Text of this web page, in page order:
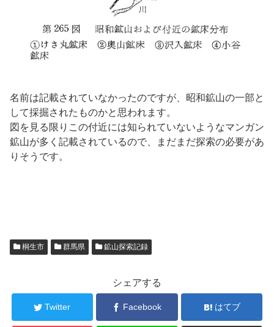
名前は記載されていなかったのですが、昭和鉱山の一部と
して採掘されたものかと思われます。
図を見る限りこの付近には知られていないようなマンガン
鉱山が多く記載されているので、まだまだ探索の必要があ
りそうです。
桐生市 群馬県 鉱山探索記録
シェアする
Twitter Facebook はてブ